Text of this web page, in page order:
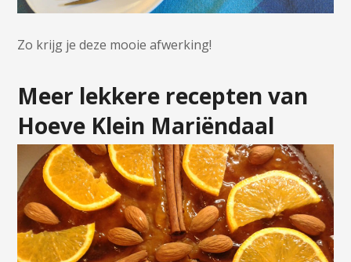
Zo krijg je deze mooie afwerking!
Meer lekkere recepten van
Hoeve Klein Mariëndaal